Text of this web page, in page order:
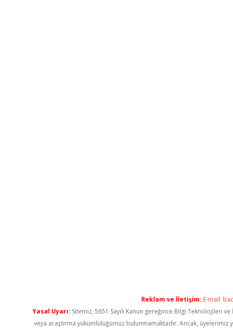
Reklam ve İletişim: E-mail:
Yasal Uyarı: Sitemiz, 5651 Sayılı Kanun gereğince Bilgi Teknolojileri
veya araştırma yükümlülüğümüz bulunmamaktadır. Ancak,